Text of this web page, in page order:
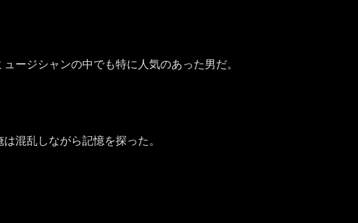
ージシャンの中でも特に人気のあった男だ。
混乱しながら記憶を探った。